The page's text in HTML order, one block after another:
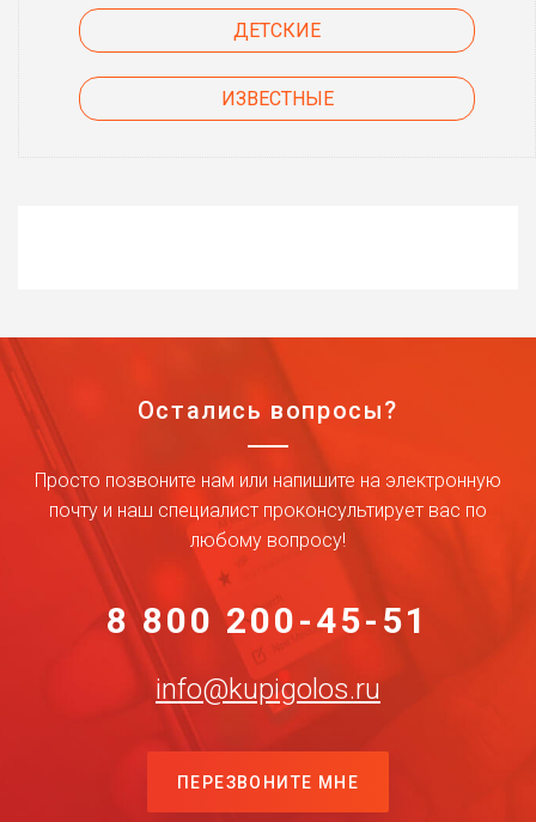
ДЕТСКИЕ
ИЗВЕСТНЫЕ
Остались вопросы?
Просто позвоните нам или напишите на электронную
почту и наш специалист проконсультирует вас по
любому вопросу!
8 800 200-45-51
info@kupigolos.ru
ПЕРЕЗВОНИТЕ МНЕ